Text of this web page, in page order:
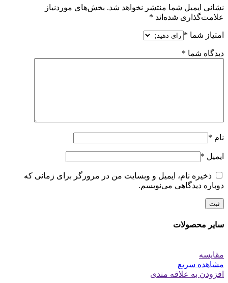
نشانی ایمیل شما منتشر نخواهد شد. بخش‌های موردنیاز
علامت‌گذاری شده‌اند *
امتیاز شما *
دیدگاه شما *
نام *
ایمیل *
ذخیره نام، ایمیل و وبسایت من در مرورگر برای زمانی که
دوباره دیدگاهی می‌نویسم.
سایر محصولات
مقایسه
مشاهده سریع
افزودن به علاقه مندی